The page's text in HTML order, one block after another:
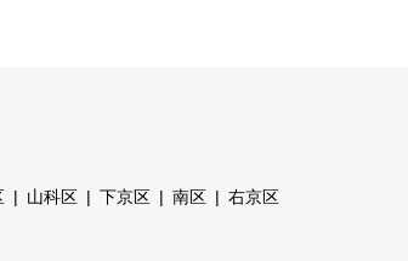
山科区 下京区 南区 右京区